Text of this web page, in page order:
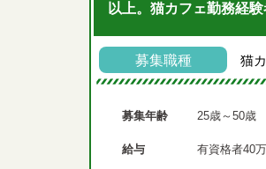
以上。猫カフェ勤務経
募集職種 猫
募集年齢 25歳～50歳
給与 有資格者40